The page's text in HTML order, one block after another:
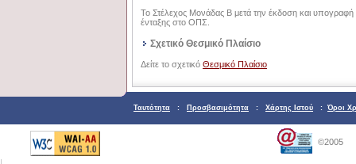
Το Στέλεχος Μονάδας Β μετά την έκδοση και
ένταξης στο ΟΠΣ.
Σχετικό Θεσμικό Πλαίσιο
Δείτε το σχετικό Θεσμικό Πλαίσιο
Ταυτότητα : Προσβασιμότητα : Χάρτης Ιστού : Όροι
©2005